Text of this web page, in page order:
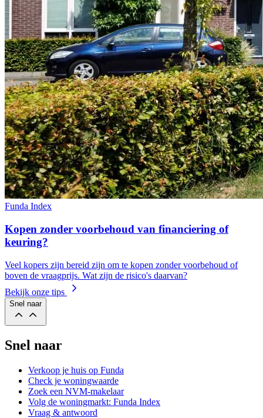
Funda Index
Kopen zonder voorbehoud van financiering of
keuring?
Veel kopers zijn bereid zijn om te kopen zonder voorbehoud of
boven de vraagprijs. Wat zijn de risico's daarvan?
Bekijk onze tips
Snel naar
Snel naar
Verkoop je huis op Funda
Check je woningwaarde
Zoek een NVM-makelaar
Volg de woningmarkt: Funda Index
Vraag & antwoord